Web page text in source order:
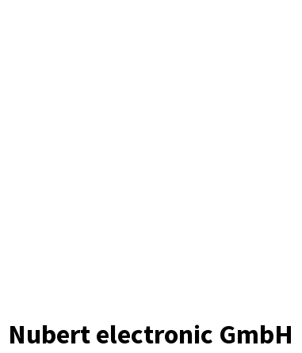
Nubert electronic GmbH